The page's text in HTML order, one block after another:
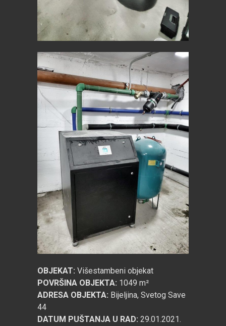
OBJEKAT: Višestambeni objekat
POVRŠINA OBJEKTA: 1049 m²
ADRESA OBJEKTA: Bijeljina, Svetog Save
44
DATUM PUŠTANJA U RAD: 29.01.2021.